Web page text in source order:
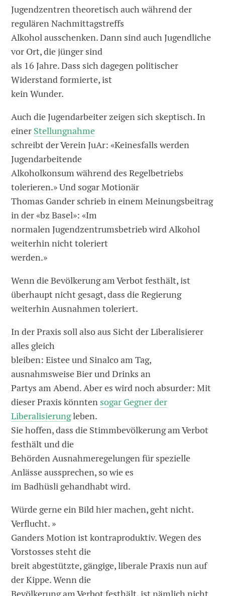
Jugendzentren theoretisch auch während der
regulären Nachmittagstreffs
Alkohol ausschenken. Dann sind auch Jugendliche
vor Ort, die jünger sind
als 16 Jahre. Dass sich dagegen politischer
Widerstand formierte, ist
kein Wunder.
Auch die Jugendarbeiter zeigen sich skeptisch. In
einer Stellungnahme
schreibt der Verein JuAr: «Keinesfalls werden
Jugendarbeitende
Alkoholkonsum während des Regelbetriebs
tolerieren.» Und sogar Motionär
Thomas Gander schrieb in einem Meinungsbeitrag
in der «bz Basel»: «Im
normalen Jugendzentrumsbetrieb wird Alkohol
weiterhin nicht toleriert
werden.»
Wenn die Bevölkerung am Verbot festhält, ist
überhaupt nicht gesagt, dass die Regierung
weiterhin Ausnahmen toleriert.
In der Praxis soll also aus Sicht der Liberalisierer
alles gleich
bleiben: Eistee und Sinalco am Tag,
ausnahmsweise Bier und Drinks an
Partys am Abend. Aber es wird noch absurder: Mit
dieser Praxis könnten sogar Gegner der
Liberalisierungleben.
Sie hoffen, dass die Stimmbevölkerung am Verbot
festhält und die
Behörden Ausnahmeregelungen für spezielle
Anlässe aussprechen, so wie es
im Badhüsli gehandhabt wird.
Würde gerne ein Bild hier machen, geht nicht.
Verflucht. »
Ganders Motion ist kontraproduktiv. Wegen des
Vorstosses steht die
breit abgestützte, gängige, liberale Praxis nun auf
der Kippe. Wenn die